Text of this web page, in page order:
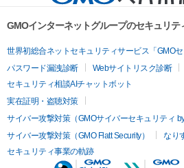
GMOインターネットグループのセキュリテ
世界初総合ネットセキュリティサービス「GMOセ
パスワード漏洩診断
Webサイトリスク診断
セキュリティ相談AIチャットボット
実在証明・盗聴対策
サイバー攻撃対策（GMOサイバーセキュリティ
サイバー攻撃対策（GMO Flatt Security）
なり
セキュリティ事業の軌跡